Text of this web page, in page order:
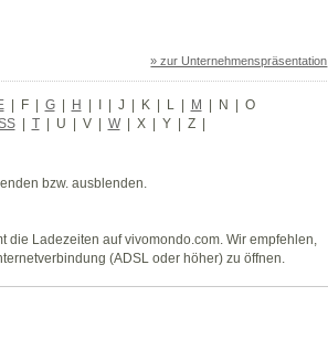
» zur Unternehmenspräsentation
| F| G | H | I | J | K | L | M | N | O
| T | U | V | W | X | Y | Z |
bzw. ausblenden.
die Ladezeiten auf vivomondo.com. Wir empfehlen,
(ADSL oder höher) zu öffnen.